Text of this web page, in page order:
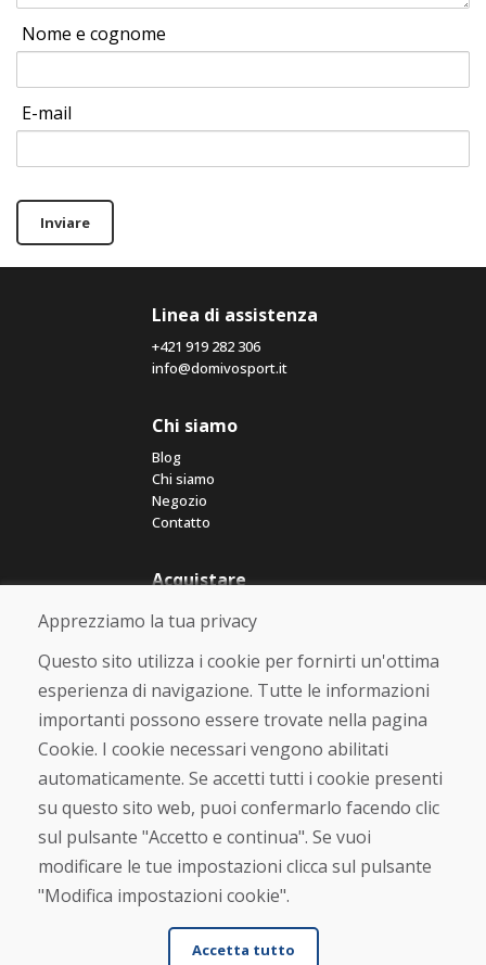
Nome e cognome
E-mail
Inviare
Linea di assistenza
+421 919 282 306
info@domivosport.it
Chi siamo
Blog
Chi siamo
Negozio
Contatto
Acquistare
Negozio online
Termini e condizioni commerciali
Spedizione e pagamento
Reso e cambio merce
Protezione dei dati personali
Cookies
Verificato dai clienti
★★★★★
Apprezziamo la tua privacy
Questo sito utilizza i cookie per fornirti un'ottima
esperienza di navigazione. Tutte le informazioni
importanti possono essere trovate nella pagina
Cookie. I cookie necessari vengono abilitati
automaticamente. Se accetti tutti i cookie presenti
su questo sito web, puoi confermarlo facendo clic
sul pulsante "Accetto e continua". Se vuoi
modificare le tue impostazioni clicca sul pulsante
"Modifica impostazioni cookie".
Accetta tutto